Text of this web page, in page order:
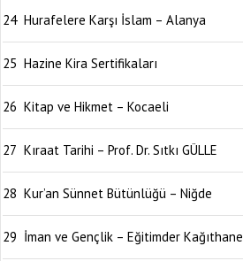
24 Hurafelere Karşı İslam – Alanya
25 Hazine Kira Sertifikaları
26 Kitap ve Hikmet – Kocaeli
27 Kıraat Tarihi – Prof. Dr. Sıtkı GÜLLE
28 Kur’an Sünnet Bütünlüğü – Niğde
29 İman ve Gençlik – Eğitimder Kağıthane